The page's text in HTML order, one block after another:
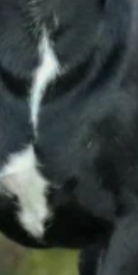
ruch w naszej
i analitycznym.
z ich usług.
zamierzony sposób bez